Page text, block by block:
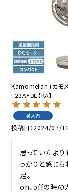
Kamomefan (カモ
F23AYBE【KA】
購入者
投稿日 2024/07/12
思っていたよ
っかりと感じ
足。
on、offの時の